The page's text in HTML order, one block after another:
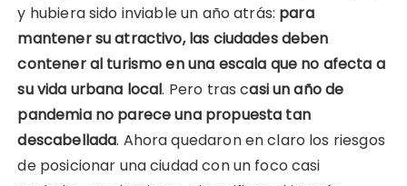
y hubiera sido inviable un año atrás: para
mantener su atractivo, las ciudades deben
contener al turismo en una escala que no afecta a
su vida urbana local. Pero tras casi un año de
pandemia no parece una propuesta tan
descabellada. Ahora quedaron en claro los riesgos
de posicionar una ciudad con un foco casi